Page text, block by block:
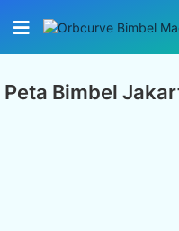
Peta Bimbel